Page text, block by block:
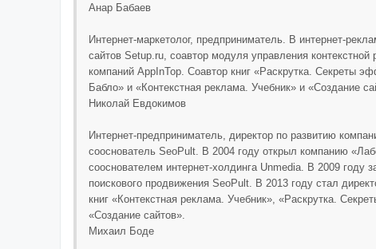
Анар Бабаев
Интернет-маркетолог, предприниматель. В интернет-
сайтов Setup.ru, соавтор модуля управления
компаний AppInTop. Соавтор книг «Раскрутка. Секреты
Бабло» и «Контекстная реклама. Учебник» и «Создание
Николай Евдокимов
Интернет-предприниматель, директор по развитию
сооснователь SeoPult. В 2004 году открыл компанию
сооснователем интернет-холдинга Unmedia. В 2009 году
поискового продвижения SeoPult. В 2013 году стал
книг «Контекстная реклама. Учебник», «Раскрутка.
«Создание сайтов».
Михаил Боде